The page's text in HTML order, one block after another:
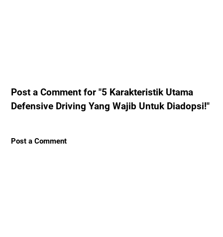
Post a Comment for "5 Karakteristik Utama
Defensive Driving Yang Wajib Untuk Diadopsi!"
Post a Comment